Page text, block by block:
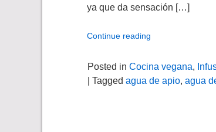
ya que da sensación […]
Continue reading
Posted in Cocina vegana,
| Tagged agua de apio, agua